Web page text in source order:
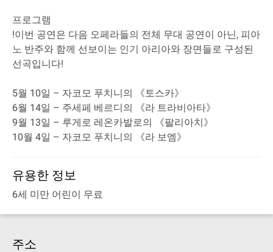
프로그램
!이번 공연은 다음 오페라들의 전체 무대 공연이 아닌, 피아
노 반주와 함께 선보이는 인기 아리아와 장면들로 구성된
선곡입니다!
5월 10일 – 자코모 푸치니의 《토스카》
6월 14일 – 주세페 베르디의 《라 트라비아타》
9월 13일 – 루게로 레온카발로의 《팔리아치》
10월 4일 – 자코모 푸치니의 《라 보엠》
유용한 정보
6세 미만 어린이 무료
주소